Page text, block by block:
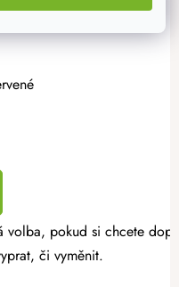
volba, pokud si chcete
či vyměnit.